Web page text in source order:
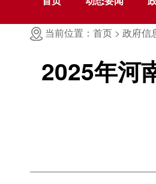
当前位置：首页 > 政府信
2025年河